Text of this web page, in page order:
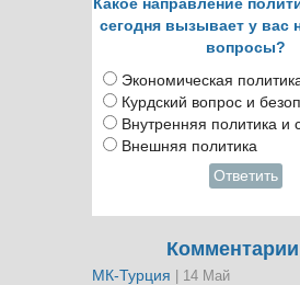
Какое направление
сегодня вызывает у вас
вопросы?
Экономическая
Курдский вопрос и
Внутренняя политика и
Внешняя политика
Ответить
МК-Турция | 14 Май